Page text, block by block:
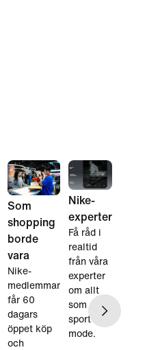
Som
shopping
borde
vara
Nike-
medlemmar
får 60
dagars
öppet köp
och
Nike-
experter
Få råd i
realtid
från våra
experter
om allt
som rör
sport och
mode.